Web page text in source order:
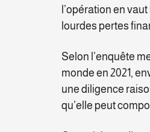
l’opération en
lourdes pertes
Selon l’enquête
monde en 2021,
une diligence
qu’elle peut